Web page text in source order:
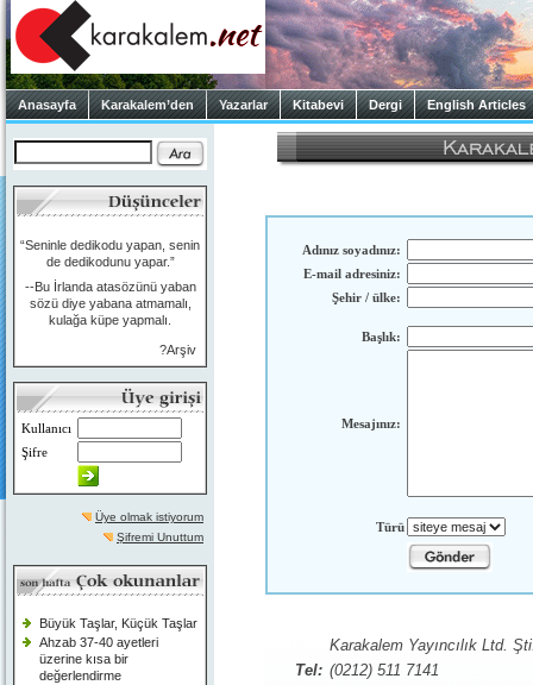
Anasayfa Karakalem’den Yazarlar Kitabevi Dergi English Articles
“Seninle dedikodu yapan, senin
de dedikodunu yapar.”
--Bu İrlanda atasözünü yaban
sözü diye yabana atmamalı,
kulağa küpe yapmalı.
?Arşiv
Kullanıcı
Şifre
Üye olmak istiyorum
Şifremi Unuttum
Büyük Taşlar, Küçük Taşlar
Ahzab 37-40 ayetleri
üzerine kısa bir
değerlendirme
Adınız soyadınız:
E-mail adresiniz:
Şehir / ülke:
Başlık:
Mesajınız:
Türü
Karakalem Yayıncılık Ltd.
Tel: (0212) 511 7141